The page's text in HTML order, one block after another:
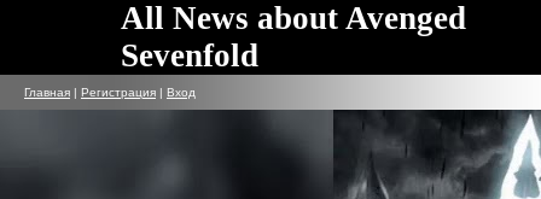
All News about Avenged
Sevenfold
Главная | Регистрация | Вход